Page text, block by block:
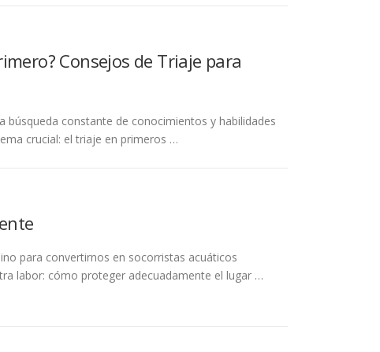
Consejos de Triaje para
búsqueda constante de conocimientos y habilidades
crucial: el triaje en primeros …
para convertirnos en socorristas acuáticos
labor: cómo proteger adecuadamente el lugar …